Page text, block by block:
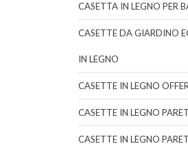
CASETTA IN LEGNO PER
CASETTE DA GIARDINO
IN LEGNO
CASETTE IN LEGNO
CASETTE IN LEGNO
CASETTE IN LEGNO